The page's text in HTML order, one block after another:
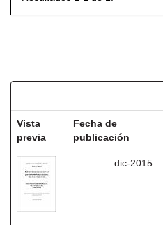
Vista
previa
Fecha de
publicación
dic-2015